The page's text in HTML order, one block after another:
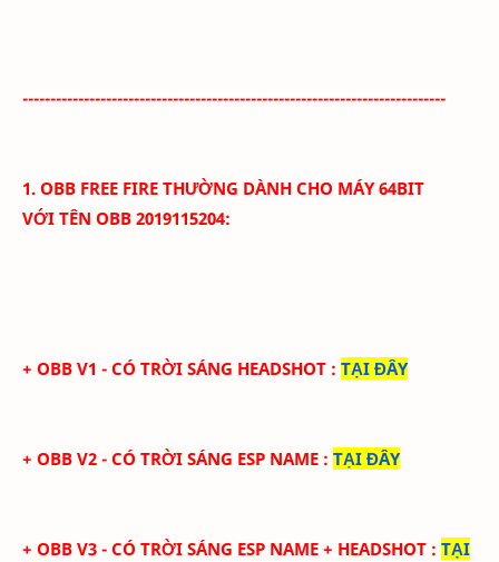
----------------------------------------------------------------------------
1. OBB FREE FIRE THƯỜNG DÀNH CHO MÁY 64BIT
VỚI TÊN OBB 2019115204:
+ OBB V1 - CÓ TRỜI SÁNG HEADSHOT : TẠI ĐÂY
+ OBB V2 - CÓ TRỜI SÁNG ESP NAME : TẠI ĐÂY
+ OBB V3 - CÓ TRỜI SÁNG ESP NAME + HEADSHOT : TẠI